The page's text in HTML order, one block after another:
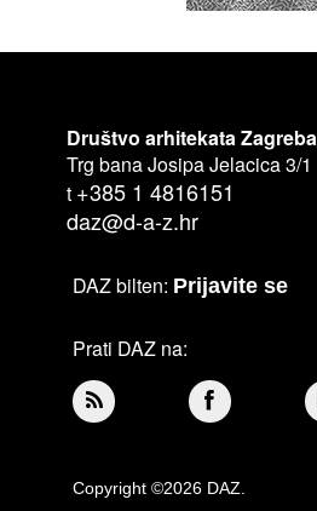
Društvo arhitekata Zagreba
Trg bana Josipa Jelacica 3/1
t +385 1 4816151
daz@d-a-z.hr
DAZ bilten: Prijavite se
Prati DAZ na:
Copyright ©2026 DAZ.